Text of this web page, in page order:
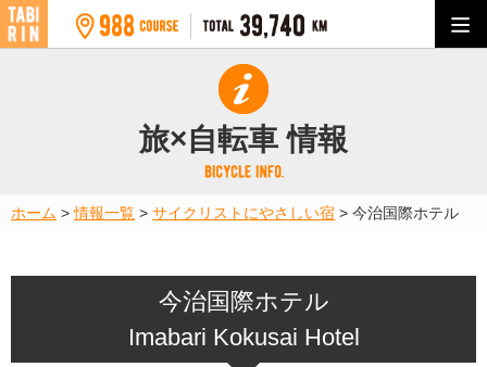
旅×自転車 情報
ホーム >情報一覧 > サイクリストにやさしい宿 > 今治国際ホテル
今治国際ホテル
Imabari Kokusai Hotel